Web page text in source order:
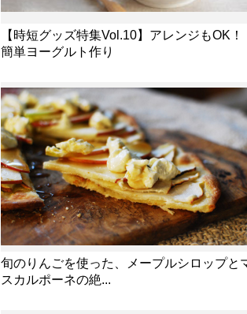
【時短グッズ特集Vol.10】アレンジもOK！
簡単ヨーグルト作り
旬のりんごを使った、メープルシロップと
スカルポーネの絶...